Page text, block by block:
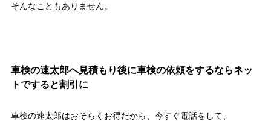
そんなこともありません。
車検の速太郎へ見積もり後に車検の依頼をするならネッ
トですると割引に
車検の速太郎はおそらくお得だから、今すぐ電話をして、